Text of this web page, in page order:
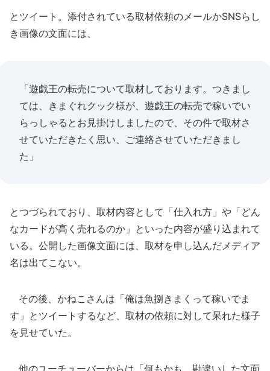
とツイート。添付されている取材依頼のメールかSNSらし
き画像の文面には、
「遊戯王の転売について取材しております。つきまし
ては、きまぐれクック様が、遊戯王の転売で稼いでい
らっしゃるとお見掛けしましたので、その件で取材さ
せていただきたく思い、ご連絡させていただきまし
た」
とつづられており、取材内容として「仕入れ方」や「どん
なカードが高く売れるのか」といった内容が盛り込まれて
いる。公開した画像文面には、取材を申し込んだメディア
名は出てこない。
その後、かねこさんは「俺は魚捌きまくって稼いでま
す」とツイートするなど、取材の依頼に対して呆れた様子
を見せていた。
他のユーチューバーからは「何もかも、勘違いした文面